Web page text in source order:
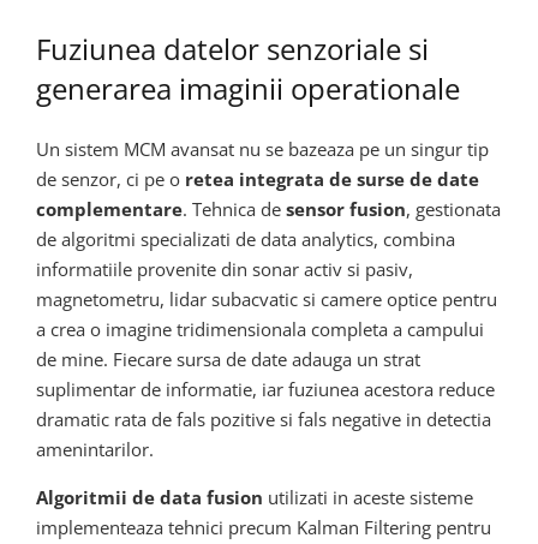
Fuziunea datelor senzoriale si
generarea imaginii operationale
Un sistem MCM avansat nu se bazeaza pe un singur tip
de senzor, ci pe o retea integrata de surse de date
complementare. Tehnica de sensor fusion, gestionata
de algoritmi specializati de data analytics, combina
informatiile provenite din sonar activ si pasiv,
magnetometru, lidar subacvatic si camere optice pentru
a crea o imagine tridimensionala completa a campului
de mine. Fiecare sursa de date adauga un strat
suplimentar de informatie, iar fuziunea acestora reduce
dramatic rata de fals pozitive si fals negative in detectia
amenintarilor.
Algoritmii de data fusion utilizati in aceste sisteme
implementeaza tehnici precum Kalman Filtering pentru